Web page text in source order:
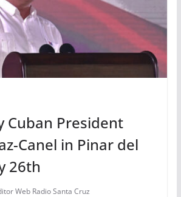
Cuban President
Canel in Pinar del
26th
Web Radio Santa Cruz